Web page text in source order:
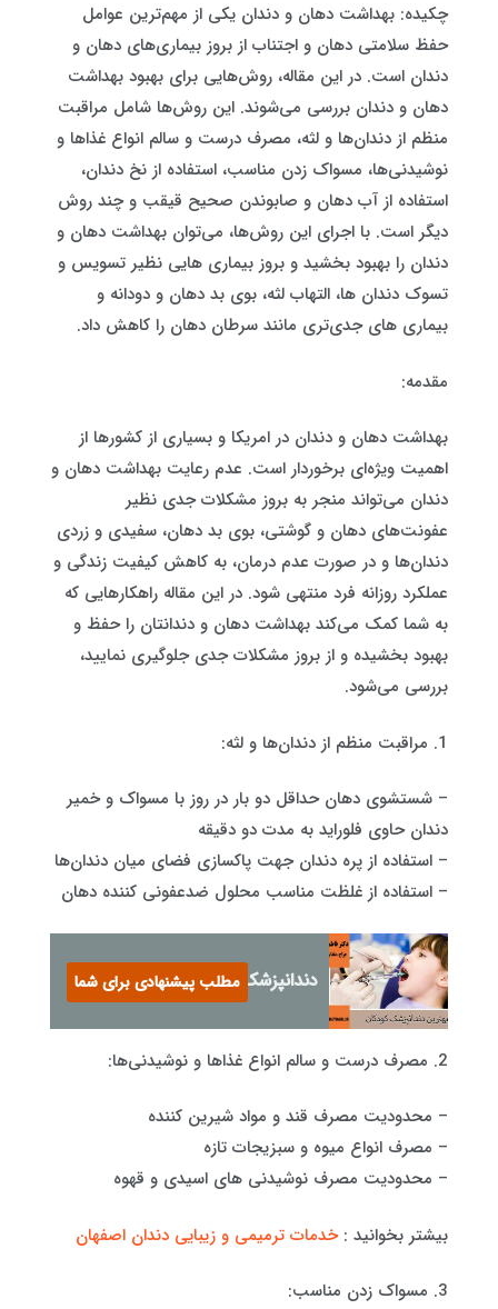
چکیده: بهداشت دهان و دندان یکی از مهم‌ترین عوامل
حفظ سلامتی دهان و اجتناب از بروز بیماری‌های دهان و
دندان است. در این مقاله، روش‌هایی برای بهبود بهداشت
دهان و دندان بررسی می‌شوند. این روش‌ها شامل مراقبت
منظم از دندان‌ها و لثه، مصرف درست و سالم انواع غذاها و
نوشیدنی‌ها، مسواک زدن مناسب، استفاده از نخ دندان،
استفاده از آب دهان و صابوندن صحیح قیقب و چند روش
دیگر است. با اجرای این روش‌ها، می‌توان بهداشت دهان و
دندان را بهبود بخشید و بروز بیماری هایی نظیر تسویس و
تسوک دندان ها، التهاب لثه، بوی بد دهان و دودانه و
بیماری های جدی‌تری مانند سرطان دهان را کاهش داد.
مقدمه:
بهداشت دهان و دندان در امریکا و بسیاری از کشورها از
اهمیت ویژه‌ای برخوردار است. عدم رعایت بهداشت دهان و
دندان می‌تواند منجر به بروز مشکلات جدی نظیر
عفونت‌های دهان و گوشتی، بوی بد دهان، سفیدی و زردی
دندان‌ها و در صورت عدم درمان، به کاهش کیفیت زندگی و
عملکرد روزانه فرد منتهی شود. در این مقاله راهکارهایی که
به شما کمک می‌کند بهداشت دهان و دندانتان را حفظ و
بهبود بخشیده و از بروز مشکلات جدی جلوگیری نمایید،
بررسی می‌شود.
1. مراقبت منظم از دندان‌ها و لثه:
– شستشوی دهان حداقل دو بار در روز با مسواک و خمیر
دندان حاوی فلوراید به مدت دو دقیقه
– استفاده از پره دندان جهت پاکسازی فضای میان دندان‌ها
– استفاده از غلظت مناسب محلول ضدعفونی کننده دهان
دندانپزشک کودکان چیست؟
مطلب پیشنهادی برای شما
2. مصرف درست و سالم انواع غذاها و نوشیدنی‌ها:
– محدودیت مصرف قند و مواد شیرین کننده
– مصرف انواع میوه و سبزیجات تازه
– محدودیت مصرف نوشیدنی های اسیدی و قهوه
بیشتر بخوانید :خدمات ترمیمی و زیبایی دندان اصفهان
3. مسواک زدن مناسب: